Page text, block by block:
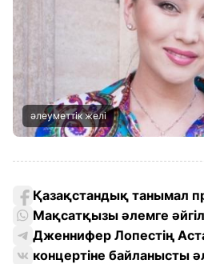
әлеуметтік желі
Қазақстандық танымал
Мақсатқызы әлемге
Дженнифер Лопестің
концертіне байланысты